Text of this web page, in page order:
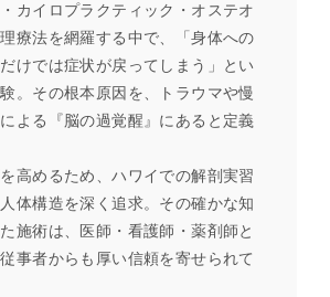
カイロプラクティック・オステオ
療法を網羅する中で、「身体への
けでは症状が戻ってしまう」とい
。その根本原因を、トラウマや慢
よる『脳の過覚醒』にあると定義
高めるため、ハワイでの解剖実習
体構造を深く追求。その確かな知
施術は、医師・看護師・薬剤師と
事者からも厚い信頼を寄せられて